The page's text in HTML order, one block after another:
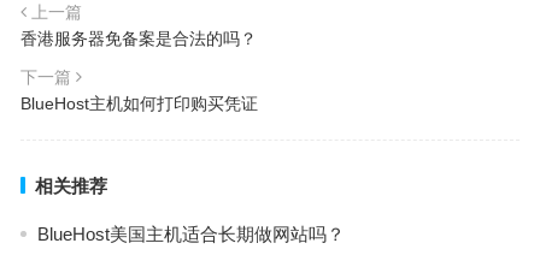
上一篇
香港服务器免备案是合法的吗？
下一篇
BlueHost主机如何打印购买凭证
相关推荐
BlueHost美国主机适合长期做网站吗？